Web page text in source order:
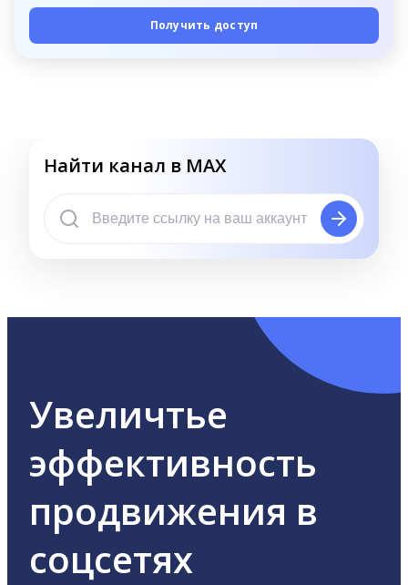
Получить доступ
Найти канал в MAX
Увеличтье
эффективность
продвижения в
соцсетях